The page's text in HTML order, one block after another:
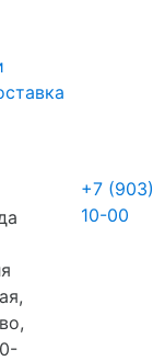
,
+7
10-00